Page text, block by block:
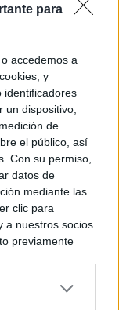
para
accedemos a
y
identificadores
un dispositivo,
de
el público, así
Con su permiso,
datos de
mediante las
clic para
a nuestros socios
previamente
algún